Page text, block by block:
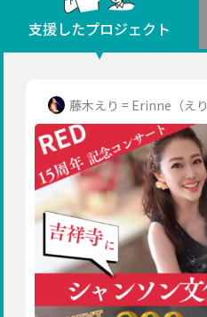
地域からさがす
茨城 栃木 群馬
東京
神奈川
新潟 富山 石川 福
長野
岐阜 静岡
近畿
三重 滋賀 京都
奈良
和歌山
中国
鳥取 島根 岡山
四国
徳島 香川 愛媛
支援したプロジェクト
藤木えり = Erinne（えり